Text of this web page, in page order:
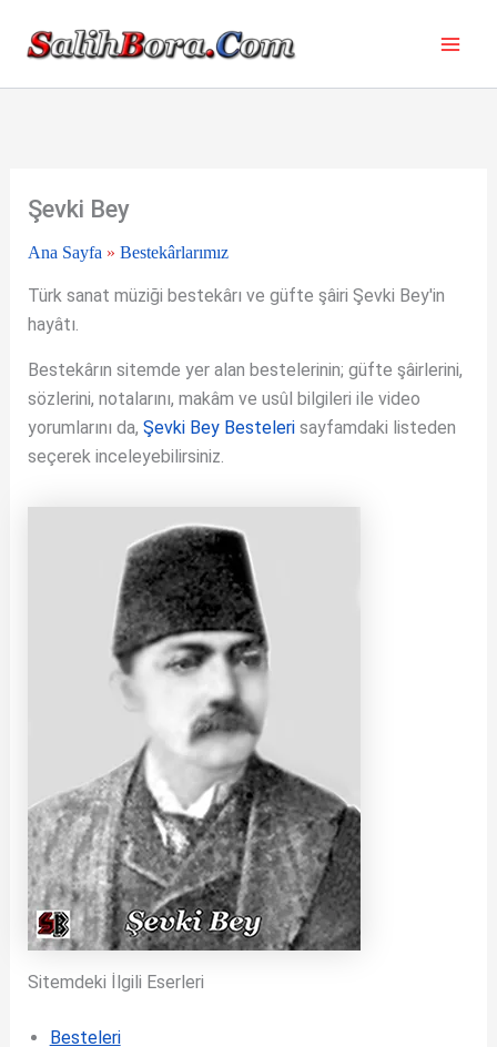
Şevki Bey
Ana Sayfa » Bestekârlarımız
Türk sanat müziği bestekârı ve güfte şâiri Şevki Bey'in
hayâtı.
Bestekârın sitemde yer alan bestelerinin; güfte şâirlerini,
sözlerini, notalarını, makâm ve usûl bilgileri ile video
yorumlarını da, Şevki Bey Bestelerisayfamdaki listeden
seçerek inceleyebilirsiniz.
Sitemdeki İlgili Eserleri
Besteleri